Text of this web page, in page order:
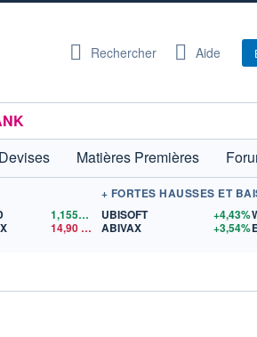
Rechercher Aide
Devises Matières Premières
1,1559$US
14,90
+ FORTES HAUSSES ET
UBISOFT
+4,43%
ABIVAX
+3,54%